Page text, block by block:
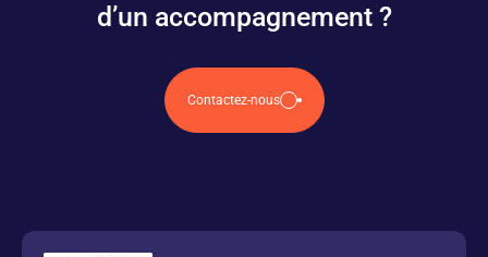
d’un accompagnement ?
Contactez-nous